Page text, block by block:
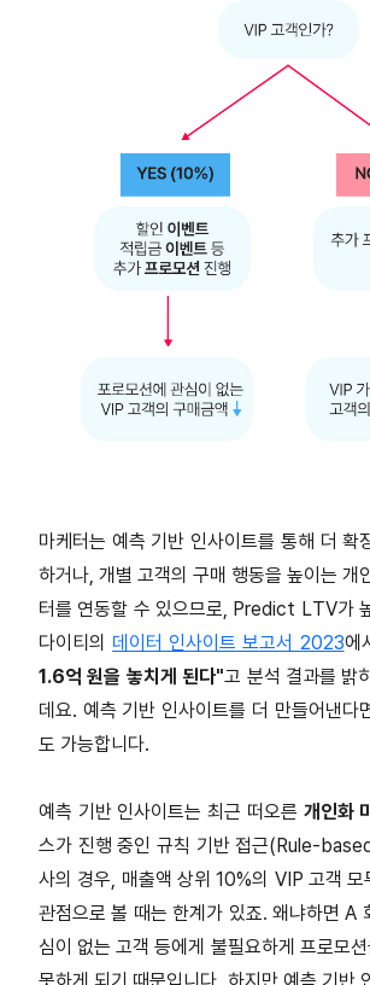
마케터는 예측 기반 인사이트를 통해 더
하거나, 개별 고객의 구매 행동을 높이는 개
터를 연동할 수 있으므로, Predict LTV가
다이티의 데이터 인사이트 보고서 2023에
1.6억 원을 놓치게 된다"고 분석 결과를 밝
데요. 예측 기반 인사이트를 더 만들어낸
도 가능합니다.
예측 기반 인사이트는 최근 떠오른 개인화
스가 진행 중인 규칙 기반 접근(Rule-
사의 경우, 매출액 상위 10%의 VIP 고객
관점으로 볼 때는 한계가 있죠. 왜냐하면 A
심이 없는 고객 등에게 불필요하게 프로모